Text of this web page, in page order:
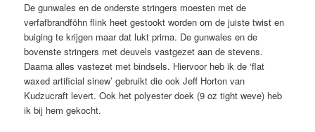
De gunwales en de onderste stringers moesten met de
verfafbrandföhn flink heet gestookt worden om de juiste twist en
buiging te krijgen maar dat lukt prima. De gunwales en de
bovenste stringers met deuvels vastgezet aan de stevens.
Daarna alles vastezet met bindsels. Hiervoor heb ik de ‘flat
waxed artificial sinew’ gebruikt die ook Jeff Horton van
Kudzucraft levert. Ook het polyester doek (9 oz tight weve) heb
ik bij hem gekocht.